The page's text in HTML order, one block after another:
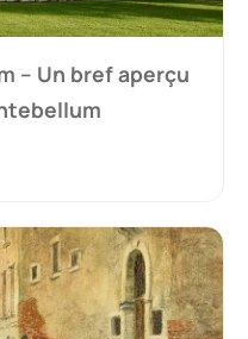
– Un bref aperçu